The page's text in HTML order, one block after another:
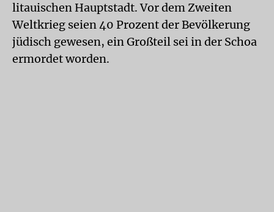
litauischen Hauptstadt. Vor dem Zweiten
Weltkrieg seien 40 Prozent der Bevölkerung
jüdisch gewesen, ein Großteil sei in der Schoa
ermordet worden.